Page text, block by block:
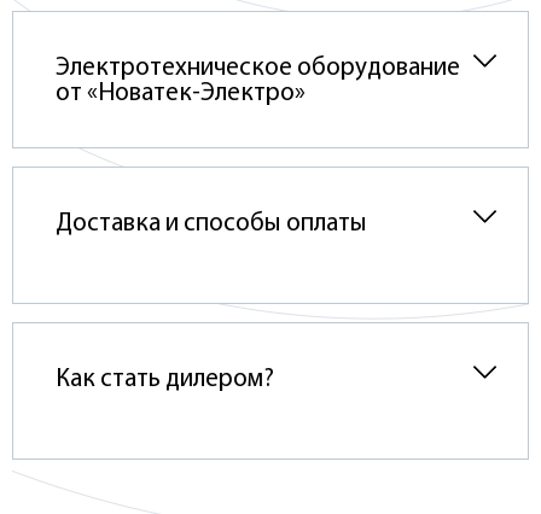
Электротехническое оборудование
от «Новатек-Электро»
Доставка и способы оплаты
Как стать дилером?